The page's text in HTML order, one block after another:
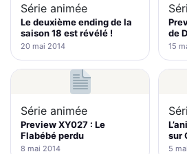
Série animée
Le deuxième ending de la
saison 18 est révélé !
20 mai 2014
de
15
Série animée
Preview XY027 : Le
Flabébé perdu
8 mai 2014
sur
5